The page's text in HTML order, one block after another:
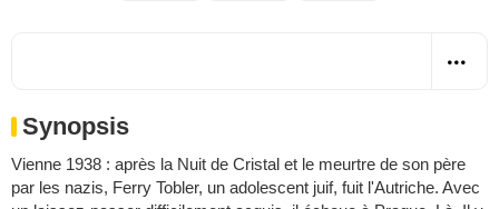
Synopsis
Vienne 1938 : après la Nuit de Cristal et le meurtre de son père
par les nazis, Ferry Tobler, un adolescent juif, fuit l'Autriche. Avec